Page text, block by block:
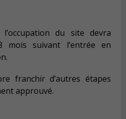
du site devra
mois suivant l’entrée en
franchir d’autres étapes
approuvé.